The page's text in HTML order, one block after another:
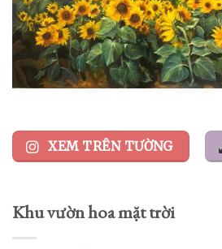
XEM TRÊN TƯỜNG
Khu vườn hoa mặt trời